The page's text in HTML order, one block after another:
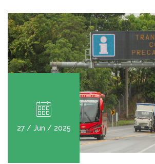
27 / Jun / 2025